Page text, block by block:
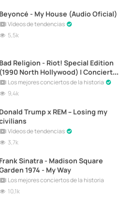
Beyoncé - My House (Audio Oficial)
Vídeos de tendencias
5,5k
Bad Religion - Riot! Special Edition
(1990 North Hollywood) | Concierto
Gratis
Los mejores conciertos de la historia
9,4k
Donald Trump x REM – Losing my
Vídeos de tendencias
3,7k
Frank Sinatra - Madison Square
1974 - My Way
Los mejores conciertos de la historia
10,1k